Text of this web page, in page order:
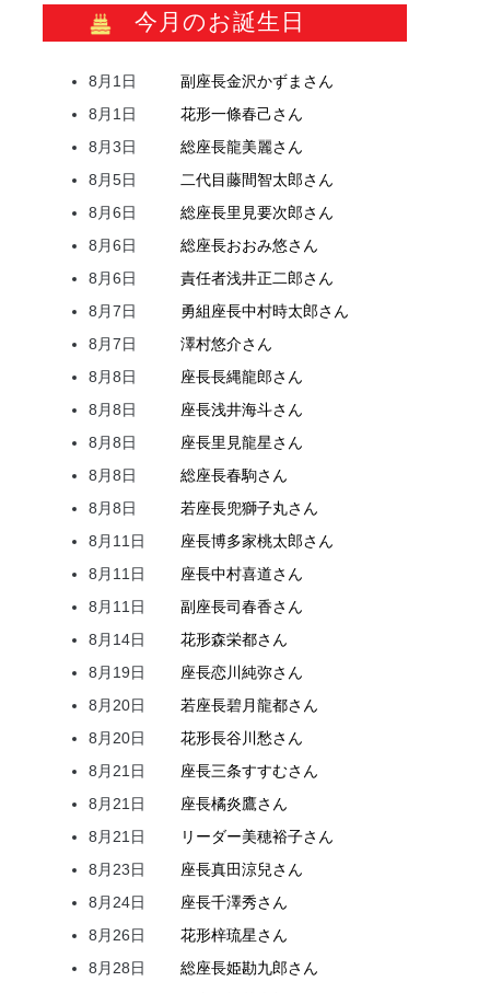
今月のお誕生日
8月1日 副座長金沢かずま さん
8月1日
花形一條春己さん
8月3日
総座長龍美麗さん
8月5日
二代目藤間智太郎さん
8月6日
総座長里見要次郎さん
8月6日
総座長おおみ悠さん
8月6日
責任者浅井正二郎さん
8月7日
勇組座長中村時太郎さん
8月7日
澤村悠介さん
8月8日
座長長縄龍郎さん
8月8日
座長浅井海斗さん
8月8日
座長里見龍星さん
8月8日
総座長春駒さん
8月8日
若座長兜獅子丸さん
8月11日
座長博多家桃太郎さん
8月11日
座長中村喜道さん
8月11日
副座長司春香さん
8月14日
花形森栄都さん
8月19日
座長恋川純弥さん
8月20日
若座長碧月龍都さん
8月20日
花形長谷川愁さん
8月21日
座長三条すすむさん
8月21日
座長橘炎鷹さん
8月21日
リーダー美穂裕子さん
8月23日
座長真田涼兒さん
8月24日
座長千澤秀さん
8月26日
花形梓琉星さん
8月28日
総座長姫勘九郎さん